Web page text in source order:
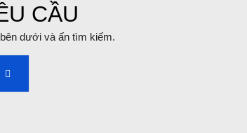
CẦU
dưới và ấn tìm kiếm.